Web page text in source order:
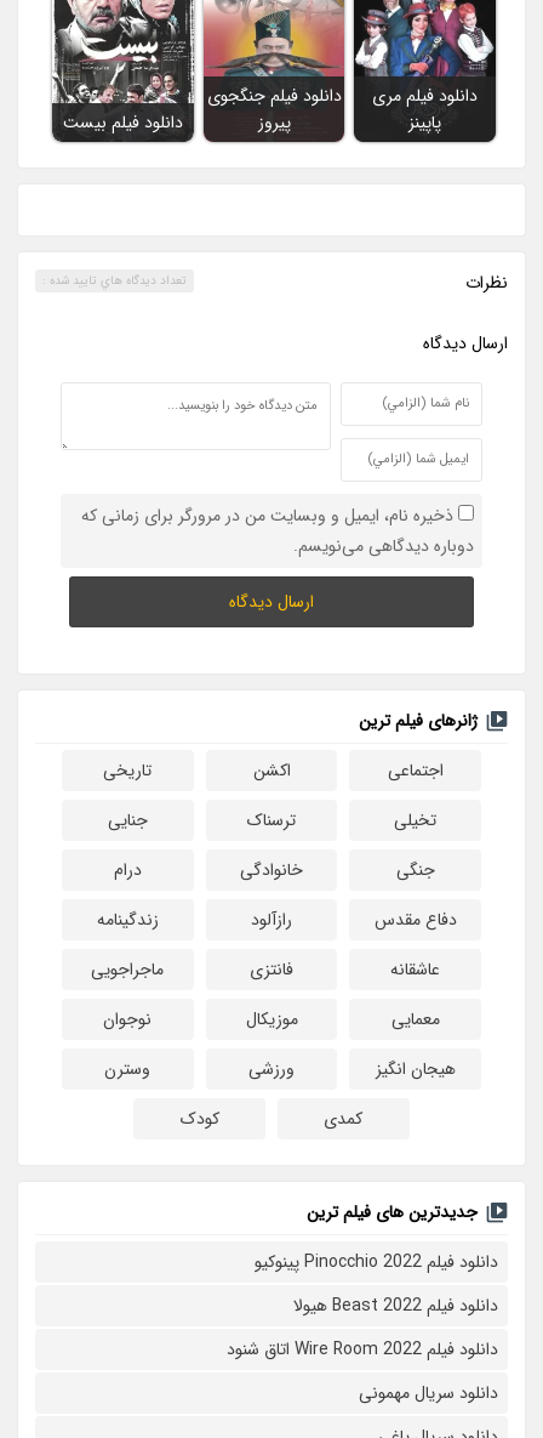
دانلود فیلم مری
پاپینز
دانلود فیلم جنگجوی
پیروز
دانلود فیلم بیست
نظرات تعداد ديدگاه هاي تاييد شده :
ارسال ديدگاه
ذخیره نام، ایمیل و وبسایت من در مرورگر برای زمانی که
دوباره دیدگاهی می‌نویسم.
ژانرهای فیلم ترین
اجتماعی
اکشن
تاریخی
تخیلی
ترسناک
جنایی
جنگی
خانوادگی
درام
دفاع مقدس
رازآلود
زندگینامه
عاشقانه
فانتزی
ماجراجویی
معمایی
موزیکال
نوجوان
هیجان انگیز
ورزشی
وسترن
کمدی
کودک
جدیدترین های فیلم ترین
دانلود فیلم Pinocchio 2022 پینوکیو
دانلود فیلم Beast 2022 هیولا
دانلود فیلم Wire Room 2022 اتاق شنود
دانلود سریال مهمونی